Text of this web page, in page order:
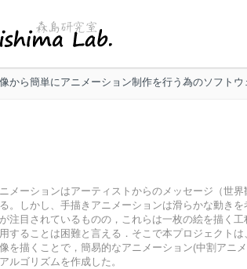
から簡単にアニメーション制作を行う為のソフトウ
メーションはアーティストからのメッセージ（世
。しかし、手描きアニメーションは滑らかな動き
注目されているものの，これらは一枚の絵を描く
することは困難と言える．そこで本プロジェクト
を描くことで，簡易的なアニメーション(中割アニ
ルゴリズムを作成した。